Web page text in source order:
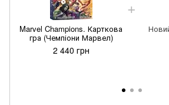
Marvel Champions. Карткова
гра (Чемпіони Марвел)
2 440 грн